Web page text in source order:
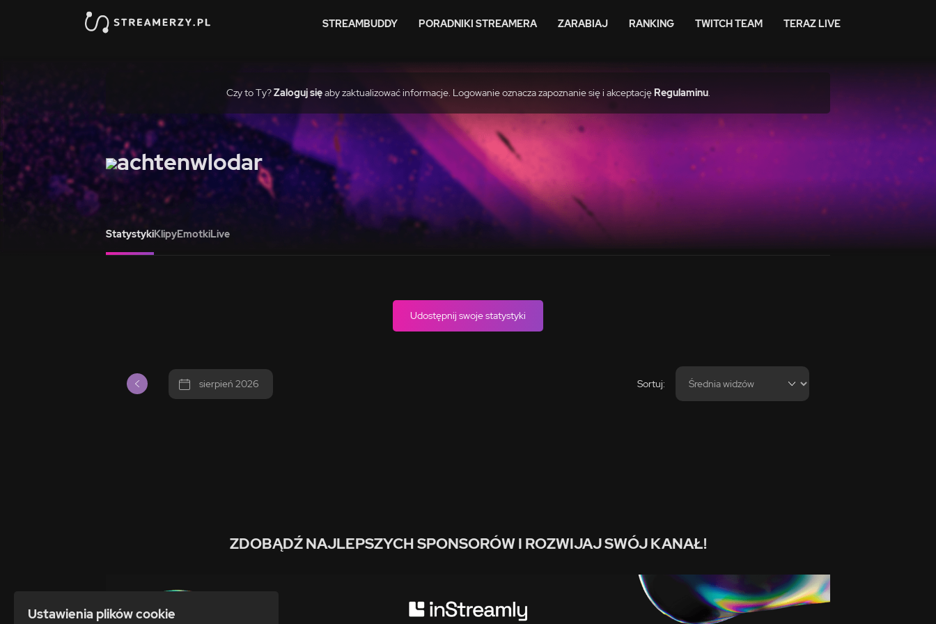
STREAMBUDDY PORADNIKI STREAMERA ZARABIAJ RANKING TWITCH TEAM TERAZ LIVE
Czy to Ty?Zaloguj sięaby zaktualizować informacje. Logowanie oznacza zapoznanie się i akceptacjęRegulaminu.
achtenwlodar
StatystykiKlipyEmotkiLive
Udostępnij swoje statystyki
sierpień 2026 Sortuj:
ZDOBĄDŹ NAJLEPSZYCH SPONSORÓW I ROZWIJAJ SWÓJ KANAŁ!
Ustawienia plików cookie